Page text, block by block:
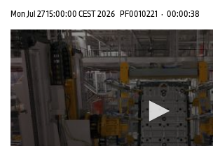
Mon Jul 27 15:00:00 CEST 2026 PF0010221 · 00:00:38